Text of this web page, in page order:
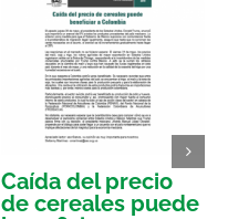
Caída del precio
de cereales puede